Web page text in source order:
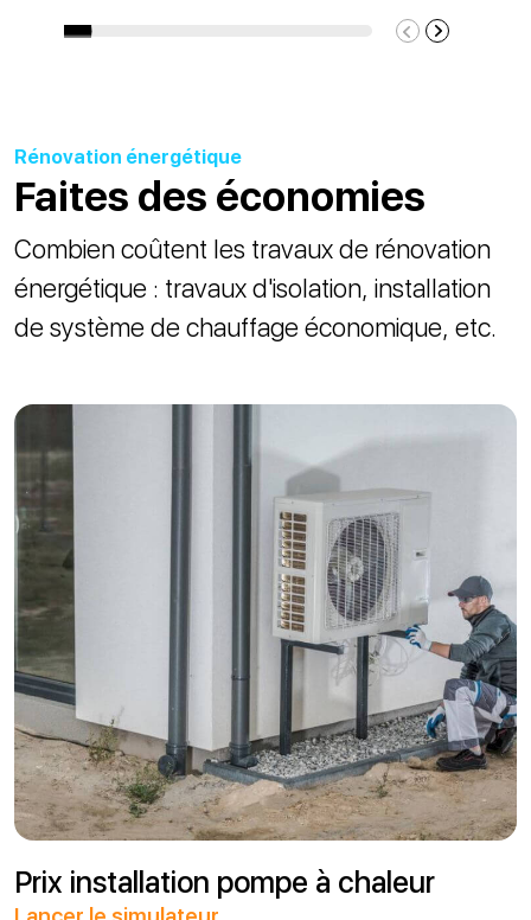
Rénovation énergétique
Faites des économies
Combien coûtent les travaux de rénovation
énergétique : travaux d'isolation, installation
de système de chauffage économique, etc.
Prix installation pompe à chaleur